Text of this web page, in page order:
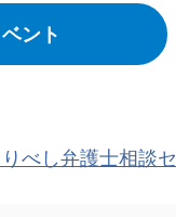
ント
りべし弁護士相談